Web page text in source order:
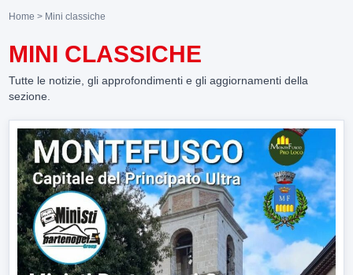
Home > Mini classiche
MINI CLASSICHE
Tutte le notizie, gli approfondimenti e gli aggiornamenti della
sezione.